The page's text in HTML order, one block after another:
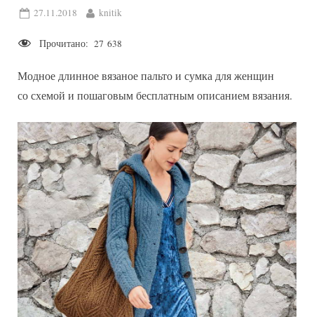
Posted
27.11.2018 By
knitik
Прочитано: 27 638
Модное длинное вязаное пальто и сумка для женщин
со схемой и пошаговым бесплатным описанием вязания.